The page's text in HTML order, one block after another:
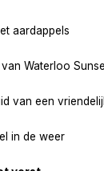
aardappels
Waterloo
van een
in de weer